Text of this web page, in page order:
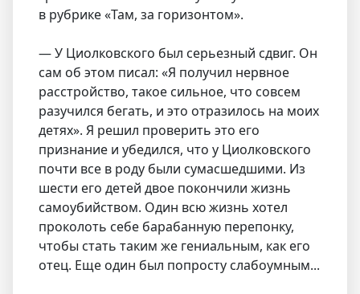
в рубрике «Там, за горизонтом».
— У Циолковского был серьезный сдвиг. Он
сам об этом писал: «Я получил нервное
расстройство, такое сильное, что совсем
разучился бегать, и это отразилось на моих
детях». Я решил проверить это его
признание и убедился, что у Циолковского
почти все в роду были сумасшедшими. Из
шести его детей двое покончили жизнь
самоубийством. Один всю жизнь хотел
проколоть себе барабанную перепонку,
чтобы стать таким же гениальным, как его
отец. Еще один был попросту слабоумным...